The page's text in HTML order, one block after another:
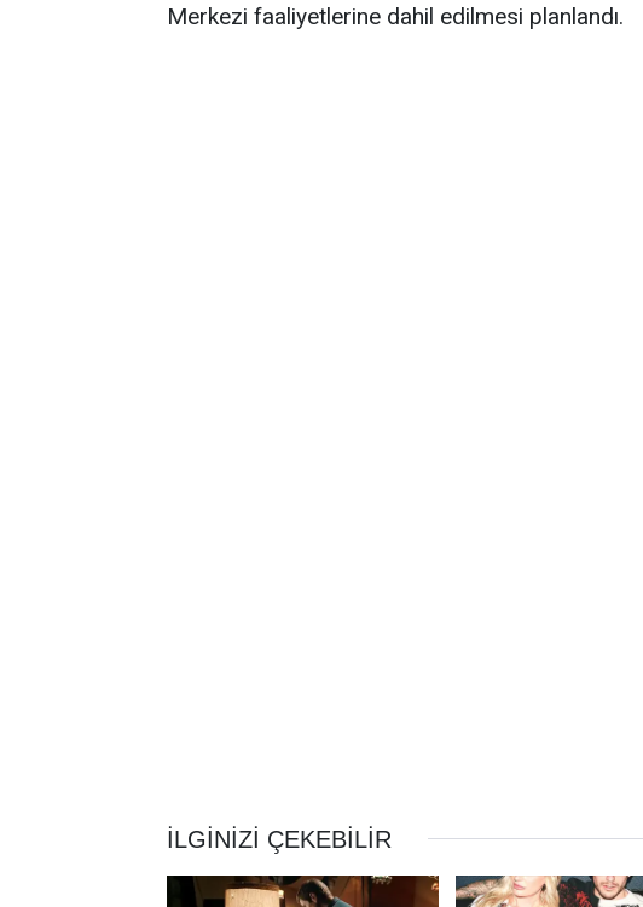
Merkezi faaliyetlerine dahil edilmesi planlandı.